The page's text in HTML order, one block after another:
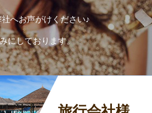
へお声がけください♪
にしております。